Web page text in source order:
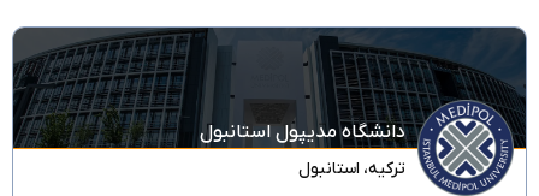
دانشگاه مدیپول استانبول
ترکیه، استانبول